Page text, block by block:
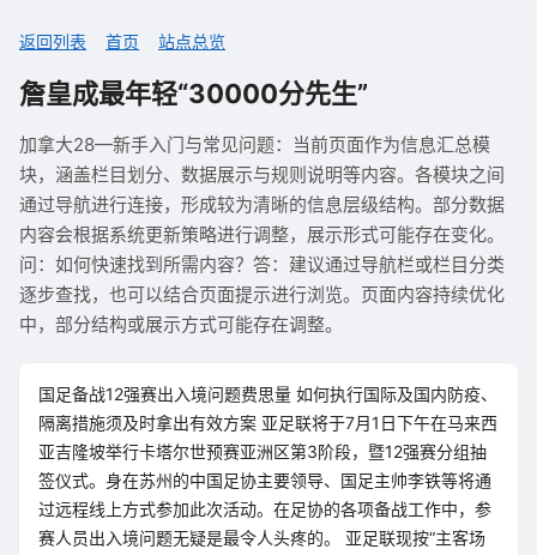
返回列表 首页 站点总览
詹皇成最年轻“30000分先生”
加拿大28—新手入门与常见问题：当前页面作为信息汇总模
块，涵盖栏目划分、数据展示与规则说明等内容。各模块之间
通过导航进行连接，形成较为清晰的信息层级结构。部分数据
内容会根据系统更新策略进行调整，展示形式可能存在变化。
问：如何快速找到所需内容？答：建议通过导航栏或栏目分类
逐步查找，也可以结合页面提示进行浏览。页面内容持续优化
中，部分结构或展示方式可能存在调整。
国足备战12强赛出入境问题费思量 如何执行国际及国内防疫、
隔离措施须及时拿出有效方案 亚足联将于7月1日下午在马来西
亚吉隆坡举行卡塔尔世预赛亚洲区第3阶段，暨12强赛分组抽
签仪式。身在苏州的中国足协主要领导、国足主帅李铁等将通
过远程线上方式参加此次活动。在足协的各项备战工作中，参
赛人员出入境问题无疑是最令人头疼的。 亚足联现按“主客场